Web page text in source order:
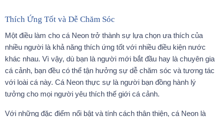
Thích Ứng Tốt và Dễ Chăm Sóc
Một điều làm cho cá Neon trở thành sự lựa chọn ưa thích của
nhiều người là khả năng thích ứng tốt với nhiều điều kiện nước
khác nhau. Vì vậy, dù bạn là người mới bắt đầu hay là chuyên gia
cá cảnh, bạn đều có thể tận hưởng sự dễ chăm sóc và tương tác
với loài cá này. Cá Neon thực sự là người bạn đồng hành lý
tưởng cho mọi người yêu thích thế giới cá cảnh.
Với những đặc điểm nổi bật và tính cách thân thiện, cá Neon là